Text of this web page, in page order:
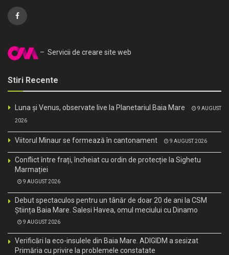
– Servicii de creare site web
Stiri Recente
Luna și Venus, observate live la Planetariul Baia Mare 9 AUGUST
2026
Viitorul Minaur se formează în cantonament 9 AUGUST 2026
Conflict între frați, încheiat cu ordin de protecție la Sighetu
Marmației
9 AUGUST 2026
Debut spectaculos pentru un tânăr de doar 20 de ani la CSM
Știința Baia Mare. Salesi Havea, omul meciului cu Dinamo
9 AUGUST 2026
Verificări la eco-insulele din Baia Mare. ADIGIDM a sesizat
Primăria cu privire la problemele constatate